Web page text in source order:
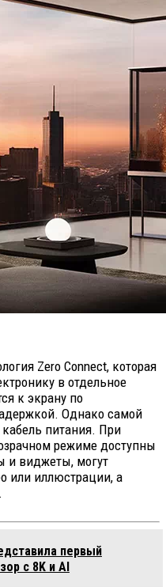
Zero Connect, которая
в отдельное
к экрану по
Однако самой
питания. При
режиме доступны
и виджеты, могут
или иллюстрации, а
первый
с 8K и AI